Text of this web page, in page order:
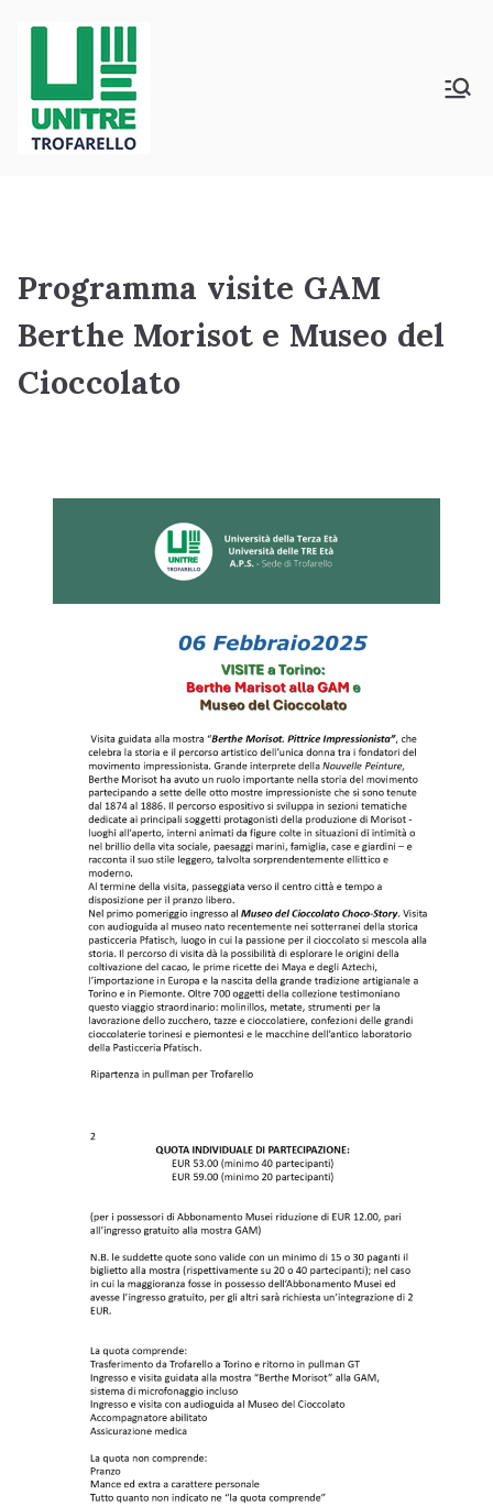
Programma visite GAM
Berthe Morisot e Museo del
Cioccolato